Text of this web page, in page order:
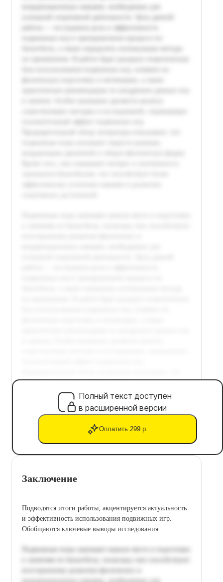
Полный текст доступен
в расширенной версии
Оплатить 299 р.
Заключение
Подводятся итоги работы, акцентируется актуальность
и эффективность использования подвижных игр.
Обобщаются ключевые выводы исследования.